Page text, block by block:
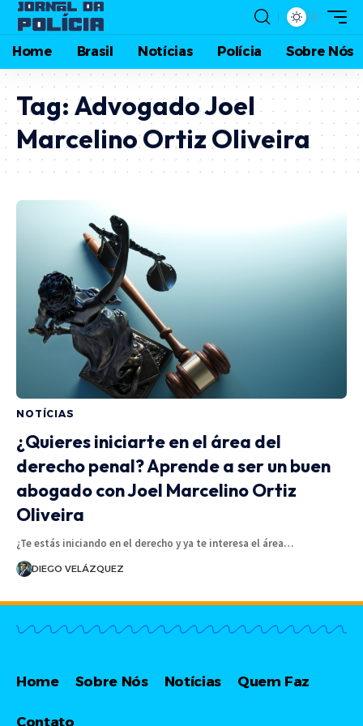
Home Brasil Notícias Polícia Sobre Nós
Tag: Advogado Joel
Marcelino Ortiz Oliveira
NOTÍCIAS
¿Quieres iniciarte en el área del
derecho penal? Aprende a ser un buen
abogado con Joel Marcelino Ortiz
Oliveira
¿Te estás iniciando en el derecho y ya te interesa el área…
DIEGO VELÁZQUEZ
Home Sobre Nós Notícias Quem Faz
Contato